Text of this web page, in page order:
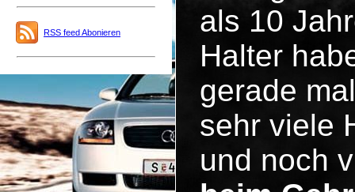
RSS feed Abonieren
als 10
Halter
gerade
sehr viele
und noch